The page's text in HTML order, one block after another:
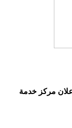
مركز خدمة